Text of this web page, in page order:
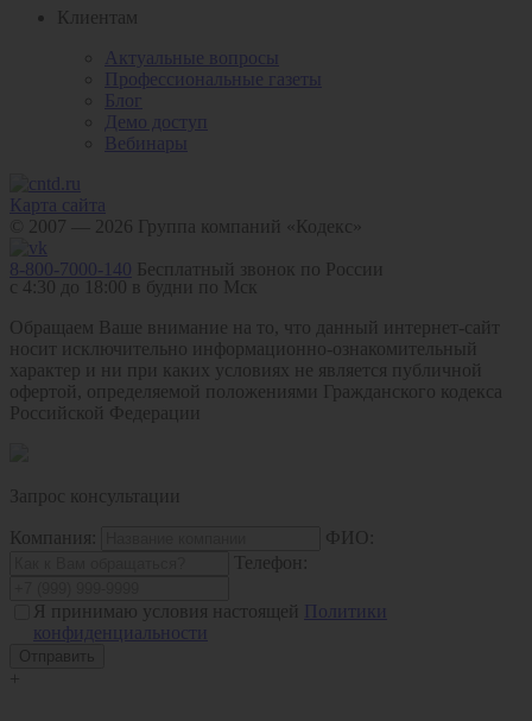
Клиентам
Актуальные вопросы
Профессиональные газеты
Блог
Демо доступ
Вебинары
Карта сайта
© 2007 — 2026 Группа компаний «Кодекс»
8-800-7000-140 Бесплатный звонок по России
с 4:30 до 18:00 в будни по Мск
Обращаем Ваше внимание на то, что данный интернет-сайт
носит исключительно информационно-ознакомительный
характер и ни при каких условиях не является публичной
офертой, определяемой положениями Гражданского кодекса
Российской Федерации
Запрос консультации
Компания:
ФИО:
Телефон:
Я принимаю условия настоящей Политики
конфиденциальности
+